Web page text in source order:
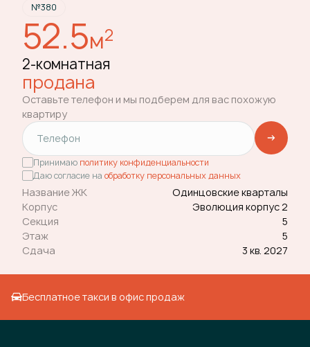
№380
52.5м2
2-комнатная
продана
Оставьте телефон и мы подберем для вас похожую
квартиру
Принимаю политику конфиденциальности
Даю согласие на обработку персональных данных
Название ЖК
Одинцовские кварталы
Корпус
Эволюция корпус 2
Секция
5
Этаж
5
Сдача
3 кв. 2027
Бесплатное такси в офис продаж